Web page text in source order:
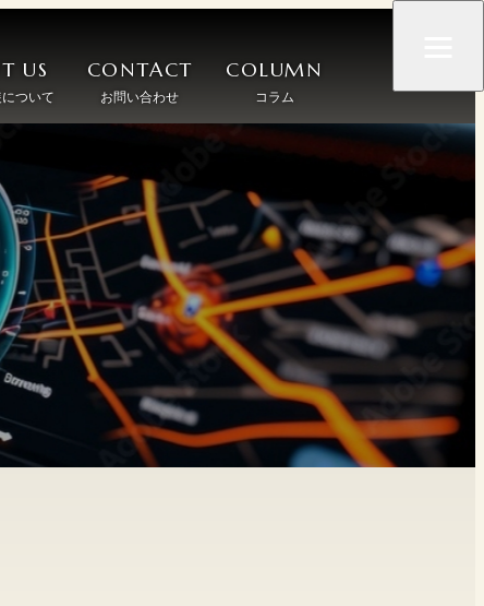
US
ついて
CONTACT
お問い合わせ
COLUMN
コラム